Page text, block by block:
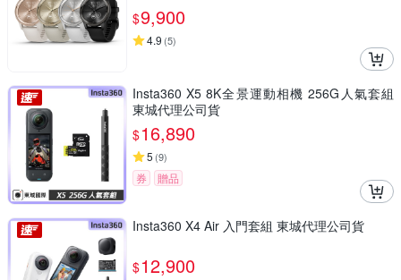
$9,900
4.9 (5)
Insta360 X5 8K全景運動相機 256G人氣套組
東城代理公司貨
$16,890
5 (9)
券 贈品
Insta360 X4 Air 入門套組 東城代理公司貨
$12,900